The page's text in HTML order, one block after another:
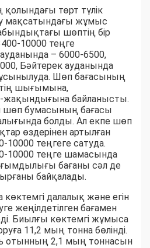
төрт түлік
мақсатындағы жұмыс
шөптің бір
10000 теңге
– 6000-6500,
Бәйтерек ауданында
Шөп бағасының
шығымына,
байланысты.
бумасының бағасы
болды. Ал екпе шөп
өздерінен артылған
теңгеге сатуда.
10000 теңге шамасында
бағаны сәл де
байқалады.
далалық және егін
жеңілдетілген бағамен
Биылғы көктемгі жұмыса
11,2 мың тонна бөлінді.
отынның 2,1 мың тоннасын